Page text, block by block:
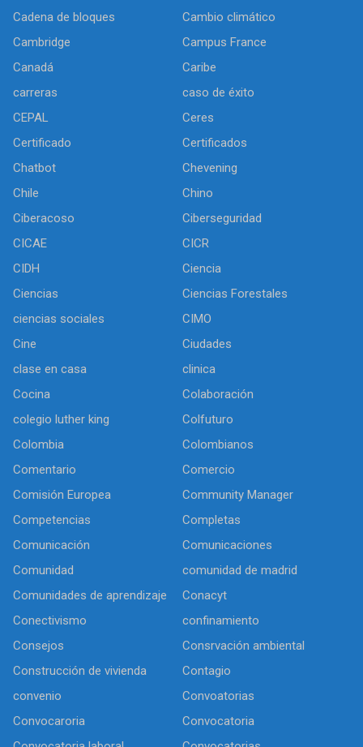
Cadena de bloques
Cambio climático
Cambridge
Campus France
Canadá
Caribe
carreras
caso de éxito
CEPAL
Ceres
Certificado
Certificados
Chatbot
Chevening
Chile
Chino
Ciberacoso
Ciberseguridad
CICAE
CICR
CIDH
Ciencia
Ciencias
Ciencias Forestales
ciencias sociales
CIMO
Cine
Ciudades
clase en casa
clinica
Cocina
Colaboración
colegio luther king
Colfuturo
Colombia
Colombianos
Comentario
Comercio
Comisión Europea
Community Manager
Competencias
Completas
Comunicación
Comunicaciones
Comunidad
comunidad de madrid
Comunidades de aprendizaje
Conacyt
Conectivismo
confinamiento
Consejos
Consrvación ambiental
Construcción de vivienda
Contagio
convenio
Convoatorias
Convocaroria
Convocatoria